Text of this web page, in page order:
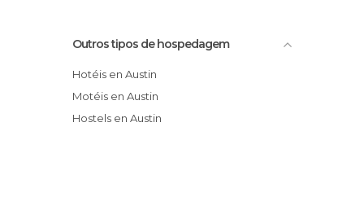
Outros tipos de hospedagem
Hotéis en Austin
Motéis en Austin
Hostels en Austin